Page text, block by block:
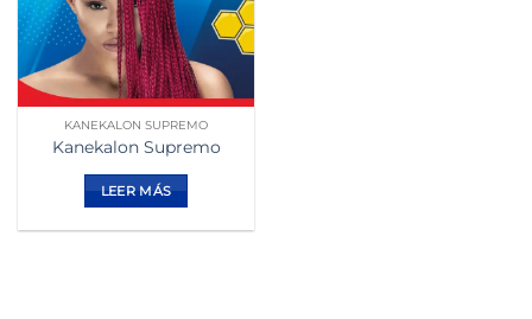
KANEKALON SUPREMO
Kanekalon Supremo
LEER MÁS